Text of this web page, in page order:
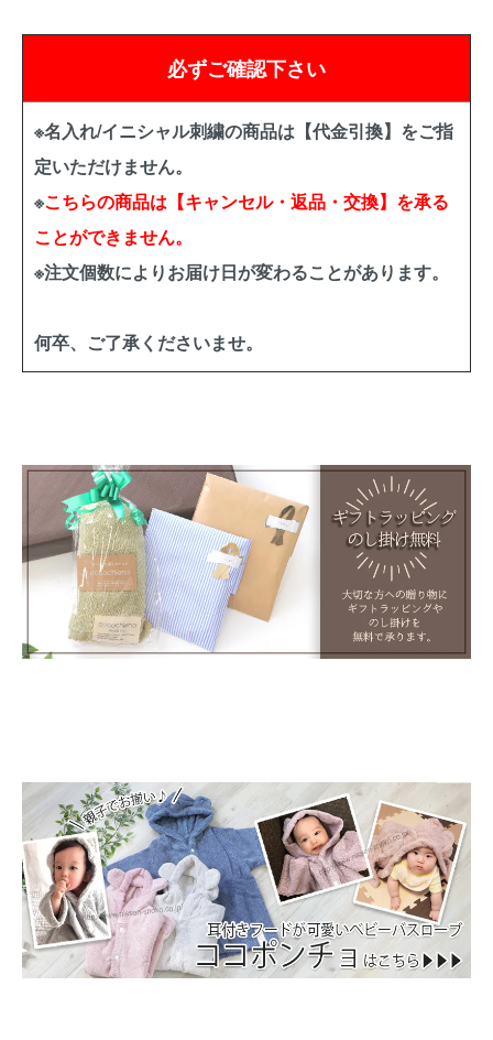
必ずご確認下さい
※名入れ/イニシャル刺繍の商品は【代金引換】をご指
定いただけません。
※こちらの商品は【キャンセル・返品・交換】を承る
ことができません。
※注文個数によりお届け日が変わることがあります。
何卒、ご了承くださいませ。